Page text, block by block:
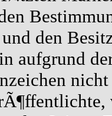
den
aufgrund